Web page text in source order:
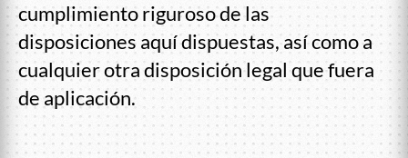
cumplimiento riguroso de las
disposiciones aquí dispuestas, así como a
cualquier otra disposición legal que fuera
de aplicación.